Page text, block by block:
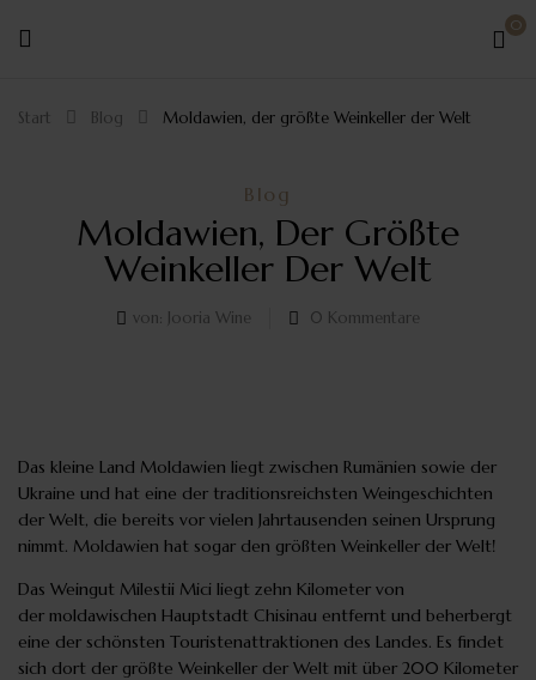
0
Start Blog Moldawien, der größte Weinkeller der Welt
Blog
Moldawien, Der Größte
Weinkeller Der Welt
von: Jooria Wine 0 Kommentare
Das kleine Land Moldawien liegt zwischen Rumänien sowie der
Ukraine und hat eine der traditionsreichsten Weingeschichten
der Welt, die bereits vor vielen Jahrtausenden seinen Ursprung
nimmt. Moldawien hat sogar den größten Weinkeller der Welt!
Das Weingut Milestii Mici liegt zehn Kilometer von
der moldawischen Hauptstadt Chisinau entfernt und beherbergt
eine der schönsten Touristenattraktionen des Landes. Es findet
sich dort der größte Weinkeller der Welt mit über 200 Kilometer